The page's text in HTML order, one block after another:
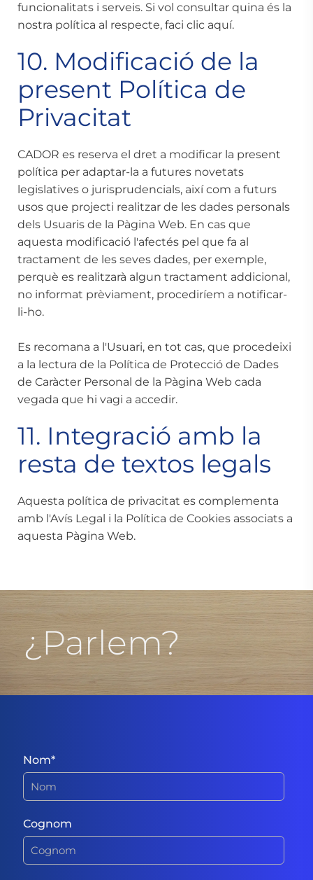
funcionalitats i serveis. Si vol consultar quina és la
nostra política al respecte, faci clic aquí.
10. Modificació de la
present Política de
Privacitat
CADOR es reserva el dret a modificar la present
política per adaptar-la a futures novetats
legislatives o jurisprudencials, així com a futurs
usos que projecti realitzar de les dades personals
dels Usuaris de la Pàgina Web. En cas que
aquesta modificació l'afectés pel que fa al
tractament de les seves dades, per exemple,
perquè es realitzarà algun tractament addicional,
no informat prèviament, procediríem a notificar-
li-ho.
Es recomana a l'Usuari, en tot cas, que procedeixi
a la lectura de la Política de Protecció de Dades
de Caràcter Personal de la Pàgina Web cada
vegada que hi vagi a accedir.
11. Integració amb la
resta de textos legals
Aquesta política de privacitat es complementa
amb l'Avís Legal i la Política de Cookies associats a
aquesta Pàgina Web.
¿Parlem?
Nom*
Cognom